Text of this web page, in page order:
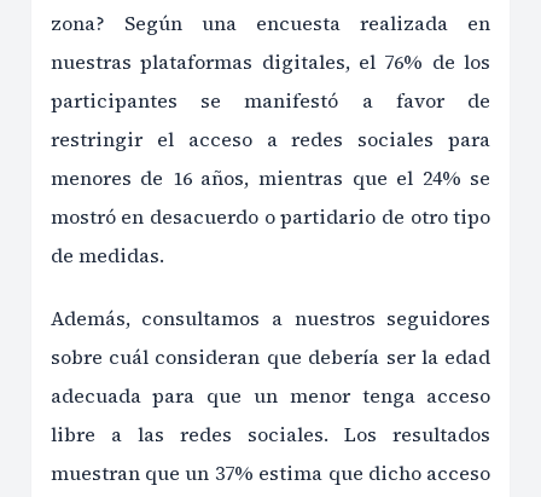
zona? Según una encuesta realizada en
nuestras plataformas digitales, el 76% de los
participantes se manifestó a favor de
restringir el acceso a redes sociales para
menores de 16 años, mientras que el 24% se
mostró en desacuerdo o partidario de otro tipo
de medidas.
Además, consultamos a nuestros seguidores
sobre cuál consideran que debería ser la edad
adecuada para que un menor tenga acceso
libre a las redes sociales. Los resultados
muestran que un 37% estima que dicho acceso